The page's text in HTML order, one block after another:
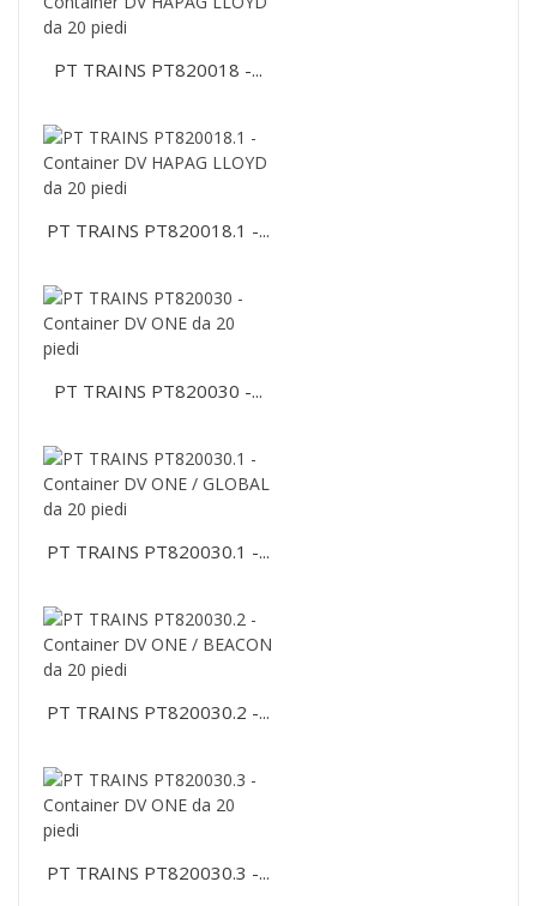
PT TRAINS PT820018 -...
PT TRAINS PT820018.1 -...
PT TRAINS PT820030 -...
PT TRAINS PT820030.1 -...
PT TRAINS PT820030.2 -...
PT TRAINS PT820030.3 -...